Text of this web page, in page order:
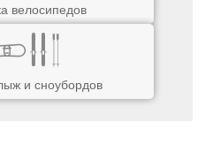
велосипедов
и сноубордов